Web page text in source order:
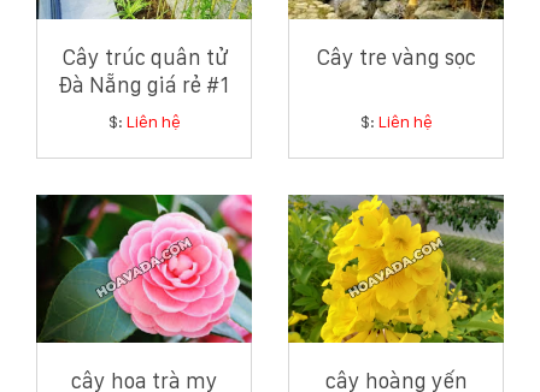
Cây trúc quân tử
Đà Nẵng giá rẻ #1
$: Liên hệ
Cây tre vàng sọc
$: Liên hệ
cây hoa trà my cây hoàng yến